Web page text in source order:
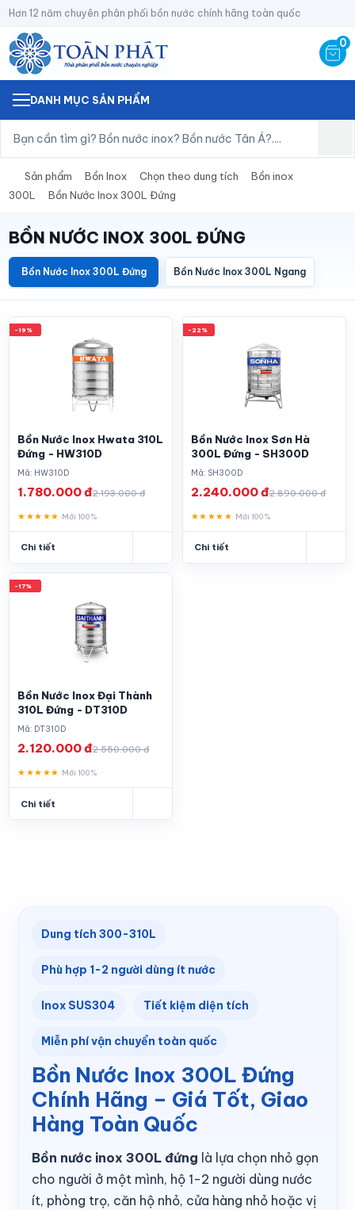
Hơn 12 năm chuyên phân phối bồn nước chính hãng toàn quốc
0
DANH MỤC SẢN PHẨM
Sản phẩm Bồn Inox Chọn theo dung tích
Bồn inox
300L
Bồn Nước Inox 300L Đứng
BỒN NƯỚC INOX 300L ĐỨNG
Bồn Nước Inox 300L Đứng Bồn Nước Inox 300L Ngang
-19%
Bồn Nước Inox Hwata 310L
Đứng - HW310D
Mã: HW310D
2.193.000 đ
1.780.000 đ
★★★★★ Mới 100%
Chi tiết
-22%
Bồn Nước Inox Sơn Hà
300L Đứng - SH300D
Mã: SH300D
2.890.000 đ
2.240.000 đ
★★★★★ Mới 100%
Chi tiết
-17%
Bồn Nước Inox Đại Thành
310L Đứng - DT310D
Mã: DT310D
2.550.000 đ
2.120.000 đ
★★★★★ Mới 100%
Chi tiết
Dung tích 300-310L
Phù hợp 1-2 người dùng ít nước
Inox SUS304 Tiết kiệm diện tích
Miễn phí vận chuyển toàn quốc
Bồn Nước Inox 300L Đứng
Chính Hãng – Giá Tốt, Giao
Hàng Toàn Quốc
Bồn nước inox 300L đứng là lựa chọn nhỏ gọn
cho người ở một mình, hộ 1-2 người dùng nước
ít, phòng trọ, căn hộ nhỏ, cửa hàng nhỏ hoặc vị